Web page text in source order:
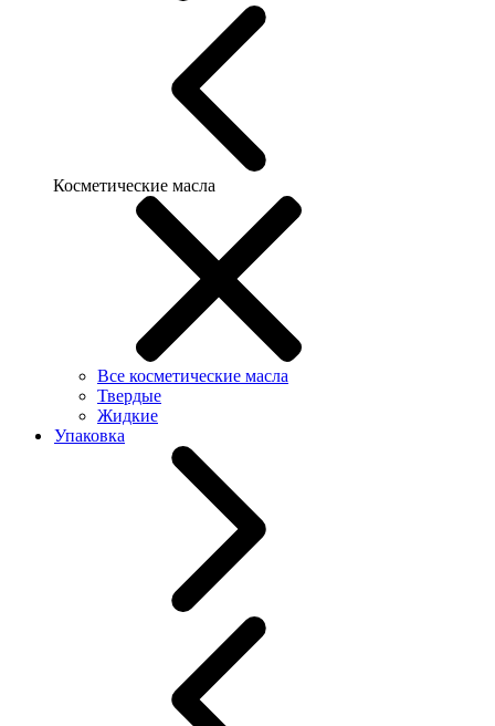
Косметические масла
Все косметические масла
Твердые
Жидкие
Упаковка